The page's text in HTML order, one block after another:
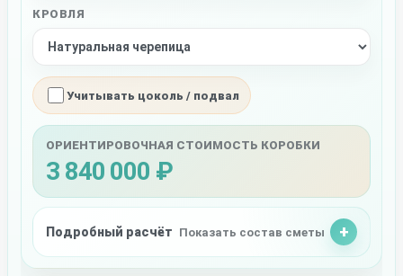
КРОВЛЯ
Учитывать цоколь / подвал
ОРИЕНТИРОВОЧНАЯ СТОИМОСТЬ КОРОБКИ
3 840 000 ₽
Подробный расчёт Показать состав сметы